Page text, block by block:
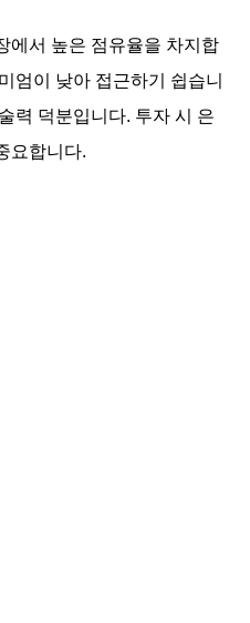
에서 높은 점유율을 차지합
엄이 낮아 접근하기 쉽습니
력 덕분입니다. 투자 시 은
요합니다.